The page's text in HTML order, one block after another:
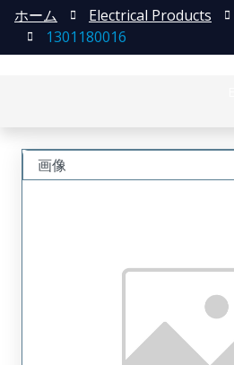
ホーム Electrical Products
1301180016
画像